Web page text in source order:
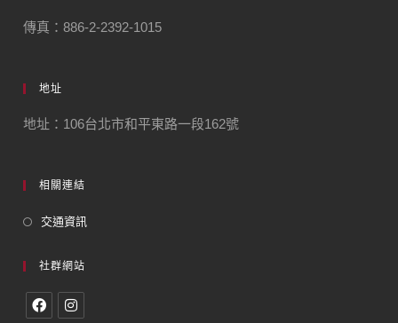
傳真：886-2-2392-1015
地址
地址：106台北市和平東路一段162號
相關連結
交通資訊
社群網站